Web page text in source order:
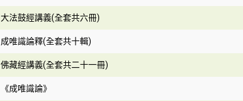
大法鼓經講義(全套共六冊)
成唯識論釋(全套共十輯)
佛藏經講義(全套共二十一冊)
《成唯識論》